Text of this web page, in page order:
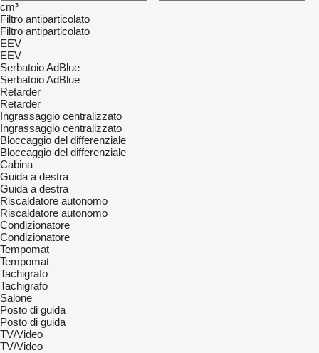
cm³
Filtro antiparticolato
Filtro antiparticolato
EEV
EEV
Serbatoio AdBlue
Serbatoio AdBlue
Retarder
Retarder
Ingrassaggio centralizzato
Ingrassaggio centralizzato
Bloccaggio del differenziale
Bloccaggio del differenziale
Cabina
Guida a destra
Guida a destra
Riscaldatore autonomo
Riscaldatore autonomo
Condizionatore
Condizionatore
Tempomat
Tempomat
Tachigrafo
Tachigrafo
Salone
Posto di guida
Posto di guida
TV/Video
TV/Video